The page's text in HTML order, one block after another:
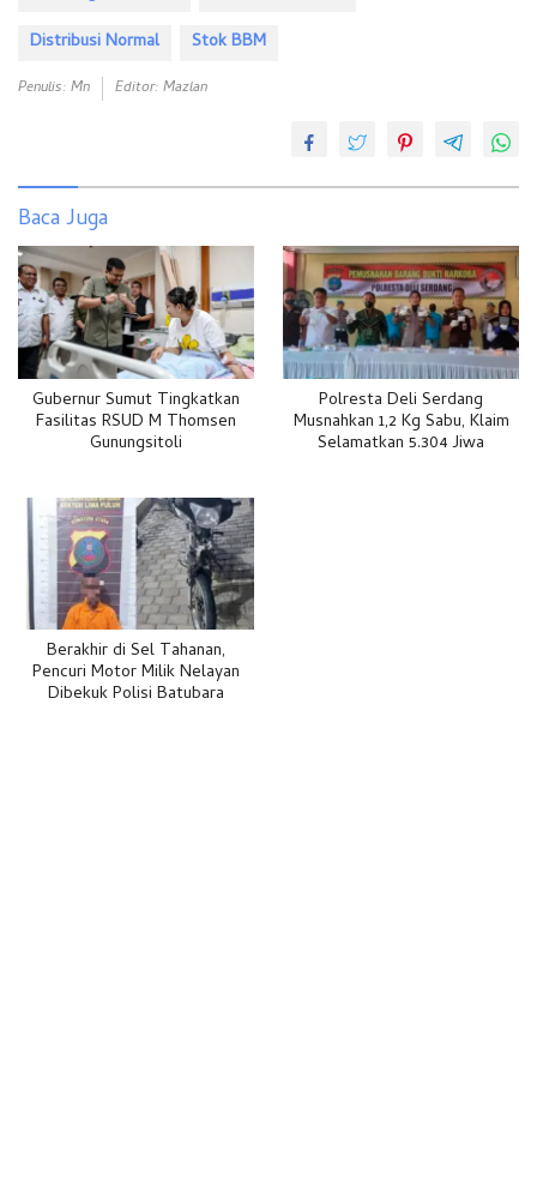
Distribusi Normal
Stok BBM
Penulis: Mn Editor: Mazlan
Baca Juga
Gubernur Sumut Tingkatkan
Fasilitas RSUD M Thomsen
Gunungsitoli
Polresta Deli Serdang
Musnahkan 1,2 Kg Sabu, Klaim
Selamatkan 5.304 Jiwa
Berakhir di Sel Tahanan,
Pencuri Motor Milik Nelayan
Dibekuk Polisi Batubara